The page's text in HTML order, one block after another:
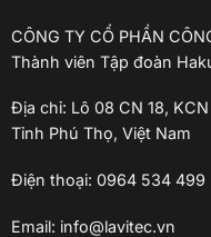
CÔNG TY CỔ PHẦN
Thành viên Tập đoàn
Địa chỉ: Lô 08 CN 18,
Tỉnh Phú Thọ, Việt Nam
Điện thoại: 0964 534 499
Email: info@lavitec.vn